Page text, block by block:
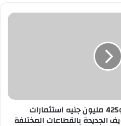
الإسكان..3 مليارات و425 مليون جنيه استثمارات
الجديدة بالقطاعات المختلفة